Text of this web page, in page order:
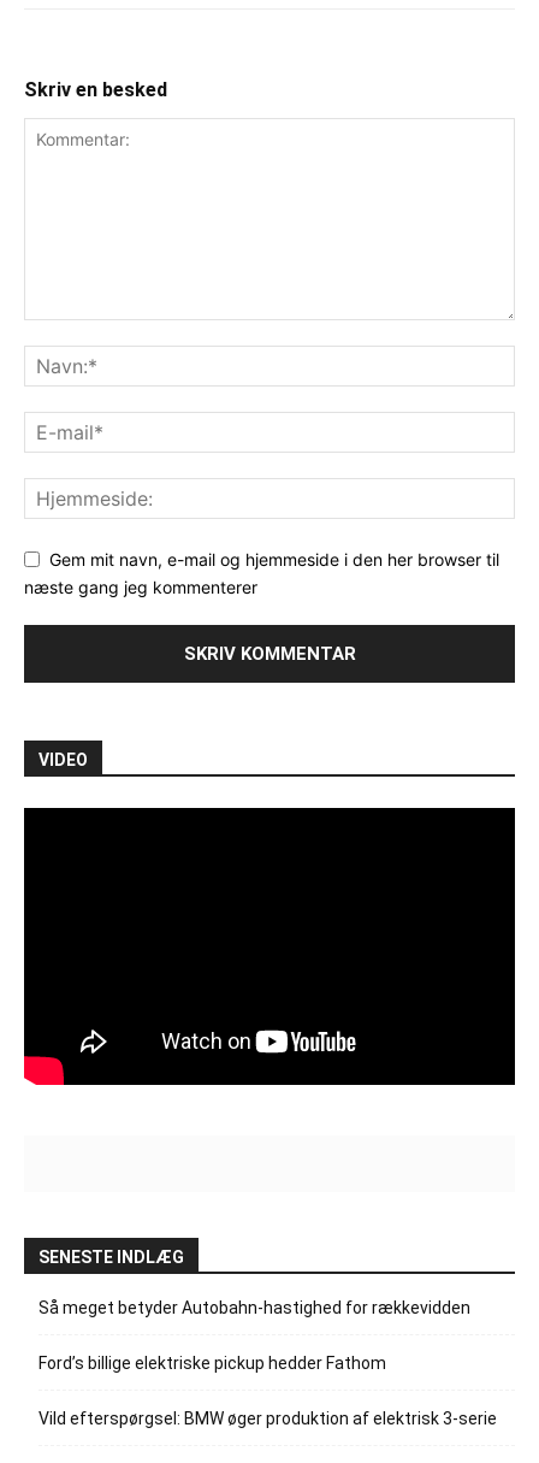
Skriv en besked
Gem mit navn, e-mail og hjemmeside i den her browser til
næste gang jeg kommenterer
VIDEO
SENESTE INDLÆG
Så meget betyder Autobahn-hastighed for rækkevidden
Ford’s billige elektriske pickup hedder Fathom
Vild efterspørgsel: BMW øger produktion af elektrisk 3-serie